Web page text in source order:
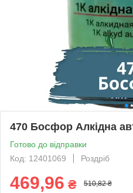
470 Босфор Алкідна
Готово до відправки
Код: 12401069
Роздріб
469,96 ₴ 510,82 ₴